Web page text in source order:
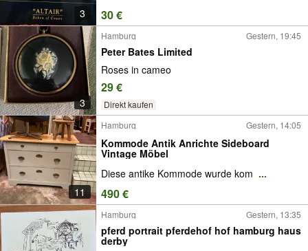
3 30 €
3
Hamburg Gestern, 19:45
Peter Bates Limited
Roses in cameo
29 €
Direkt kaufen
11
Hamburg Gestern, 14:05
Kommode Antik Anrichte Sideboard
Vintage Möbel
Diese antike Kommode wurde kom ...
490 €
Hamburg Gestern, 13:35
pferd portrait pferdehof hof hamburg haus
derby